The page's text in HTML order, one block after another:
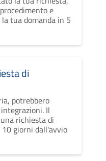
e
tua domanda in 5
di
potrebbero
Il
richiesta di
giorni dall'avvio